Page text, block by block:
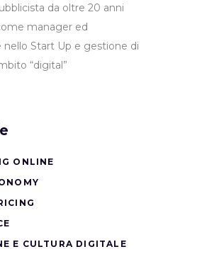
da oltre 20 anni
manager ed
Start Up e gestione di
“digital”
ONLINE
E CULTURA DIGITALE